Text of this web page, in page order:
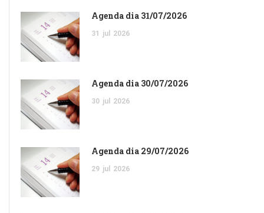
Agenda dia 31/07/2026
31 jul 2026
Agenda dia 30/07/2026
30 jul 2026
Agenda dia 29/07/2026
29 jul 2026